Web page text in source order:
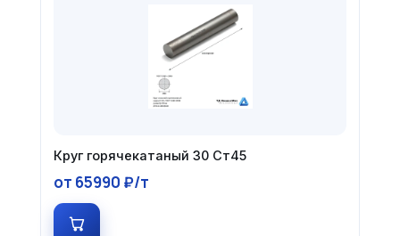
Круг горячекатаный 30 Ст45
от 65990 ₽/т